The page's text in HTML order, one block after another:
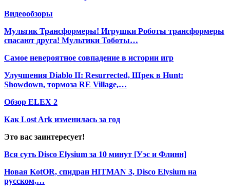
Видеообзоры
Мультик Трансформеры! Игрушки Роботы трансформеры
спасают друга! Мультики Тоботы…
Самое невероятное совпадение в истории игр
Улучшения Diablo II: Resurrected, Шрек в Hunt:
Showdown, тормоза RE Village,…
Обзор ELEX 2
Как Lost Ark изменилась за год
Это вас заинтересует!
Вся суть Disco Elysium за 10 минут [Уэс и Флинн]
Новая KotOR, спидран HITMAN 3, Disco Elysium на
русском,…